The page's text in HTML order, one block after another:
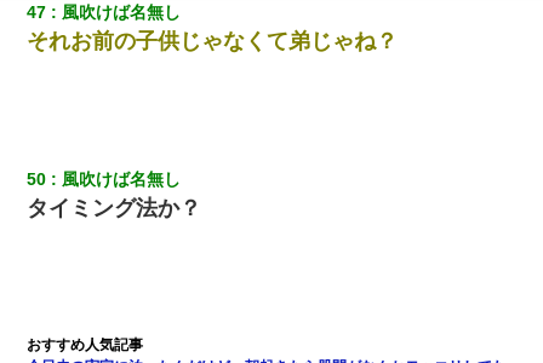
47 風吹けば名無し
それお前の子供じゃなくて弟じゃね？
50 風吹けば名無し
タイミング法か？